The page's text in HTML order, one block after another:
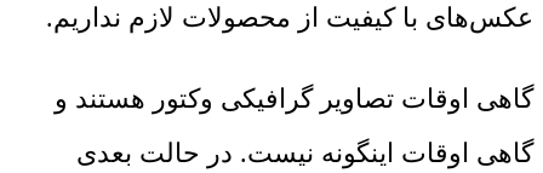
عکس‌های با کیفیت از محصولات لازم نداریم.
گاهی اوقات تصاویر گرافیکی وکتور هستند و
گاهی اوقات اینگونه نیست. در حالت بعدی